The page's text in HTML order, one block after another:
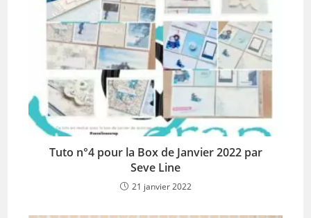
Tuto n°4 pour la Box de Janvier 2022 par
Seve Line
21 janvier 2022